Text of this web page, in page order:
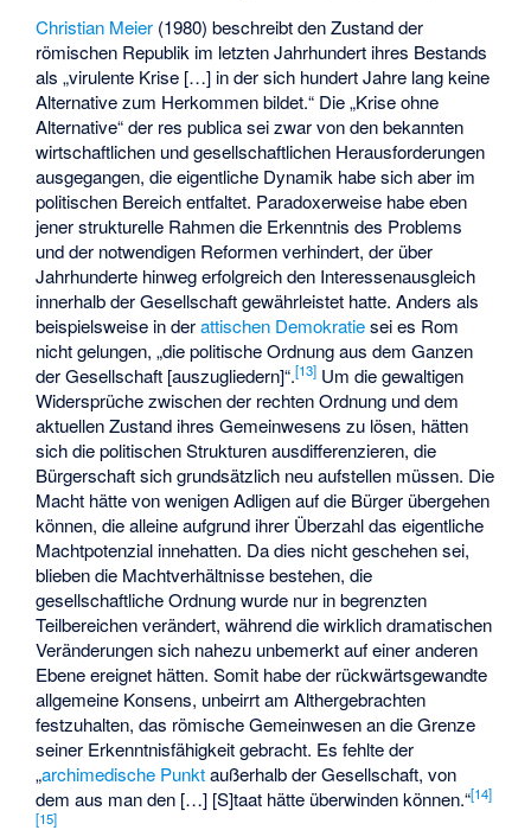
Christian Meier (1980) beschreibt den Zustand der
römischen Republik im letzten Jahrhundert ihres Bestands
als „virulente Krise […] in der sich hundert Jahre lang keine
Alternative zum Herkommen bildet.“ Die „Krise ohne
Alternative“ der res publica sei zwar von den bekannten
wirtschaftlichen und gesellschaftlichen Herausforderungen
ausgegangen, die eigentliche Dynamik habe sich aber im
politischen Bereich entfaltet. Paradoxerweise habe eben
jener strukturelle Rahmen die Erkenntnis des Problems
und der notwendigen Reformen verhindert, der über
Jahrhunderte hinweg erfolgreich den Interessenausgleich
innerhalb der Gesellschaft gewährleistet hatte. Anders als
beispielsweise in derattischen Demokratiesei es Rom
nicht gelungen, „die politische Ordnung aus dem Ganzen
der Gesellschaft [auszugliedern]“.[13] Um die gewaltigen
Widersprüche zwischen der rechten Ordnung und dem
aktuellen Zustand ihres Gemeinwesens zu lösen, hätten
sich die politischen Strukturen ausdifferenzieren, die
Bürgerschaft sich grundsätzlich neu aufstellen müssen. Die
Macht hätte von wenigen Adligen auf die Bürger übergehen
können, die alleine aufgrund ihrer Überzahl das eigentliche
Machtpotenzial innehatten. Da dies nicht geschehen sei,
blieben die Machtverhältnisse bestehen, die
gesellschaftliche Ordnung wurde nur in begrenzten
Teilbereichen verändert, während die wirklich dramatischen
Veränderungen sich nahezu unbemerkt auf einer anderen
Ebene ereignet hätten. Somit habe der rückwärtsgewandte
allgemeine Konsens, unbeirrt am Althergebrachten
festzuhalten, das römische Gemeinwesen an die Grenze
seiner Erkenntnisfähigkeit gebracht. Es fehlte der
„archimedische Punktaußerhalb der Gesellschaft, von
dem aus man den […] [S]taat hätte überwinden können.“[14]
[15]